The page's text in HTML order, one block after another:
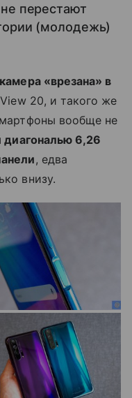
перестают
(молодежь)
«врезана» в
20, и такого же
вообще не
диагональю 6,26
, едва
внизу.